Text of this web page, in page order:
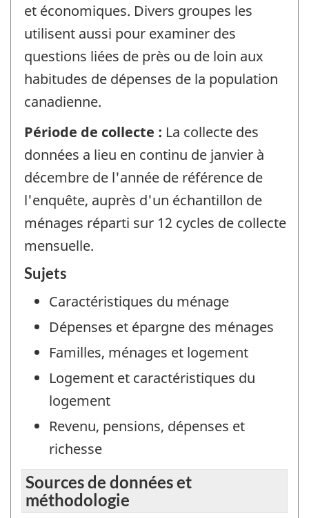
et économiques. Divers groupes les
utilisent aussi pour examiner des
questions liées de près ou de loin aux
habitudes de dépenses de la population
canadienne.
Période de collecte : La collecte des
données a lieu en continu de janvier à
décembre de l'année de référence de
l'enquête, auprès d'un échantillon de
ménages réparti sur 12 cycles de collecte
mensuelle.
Sujets
Caractéristiques du ménage
Dépenses et épargne des ménages
Familles, ménages et logement
Logement et caractéristiques du
logement
Revenu, pensions, dépenses et
richesse
Sources de données et
méthodologie